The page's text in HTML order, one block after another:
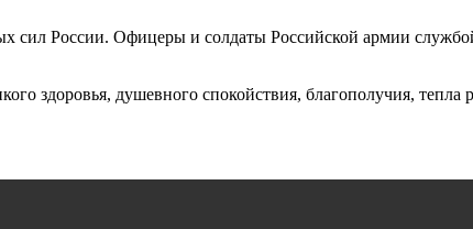
сил России. Офицеры и солдаты Российской армии
здоровья, душевного спокойствия, благополучия,